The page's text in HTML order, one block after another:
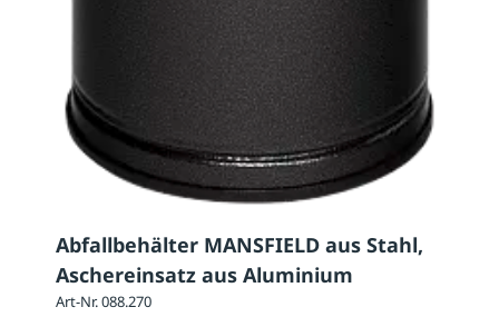
Abfallbehälter MANSFIELD aus Stahl,
Aschereinsatz aus Aluminium
Art-Nr. 088.270